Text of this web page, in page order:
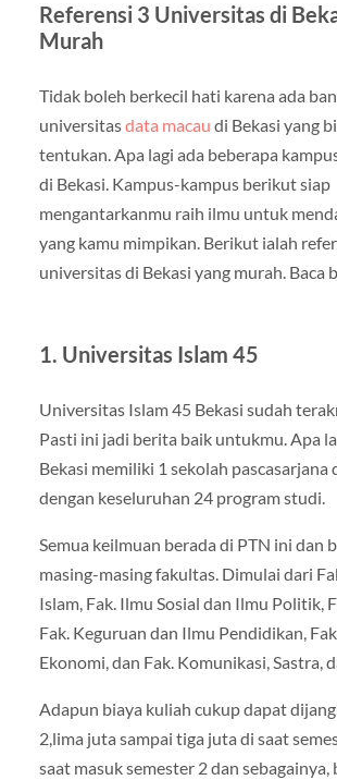
Referensi 3 Universitas di
Murah
Tidak boleh berkecil hati karena ada
universitasdata macau di Bekasi yang
tentukan. Apa lagi ada beberapa
di Bekasi. Kampus-kampus berikut siap
mengantarkanmu raih ilmu untuk
yang kamu mimpikan. Berikut ialah
universitas di Bekasi yang murah. Baca
1. Universitas Islam 45
Universitas Islam 45 Bekasi sudah
Pasti ini jadi berita baik untukmu. Apa
Bekasi memiliki 1 sekolah pascasarjana
dengan keseluruhan 24 program studi.
Semua keilmuan berada di PTN ini dan
masing-masing fakultas. Dimulai dari
Islam, Fak. Ilmu Sosial dan Ilmu Politik,
Fak. Keguruan dan Ilmu Pendidikan,
Ekonomi, dan Fak. Komunikasi, Sastra,
Adapun biaya kuliah cukup dapat
2,lima juta sampai tiga juta di saat
saat masuk semester 2 dan sebagainya,